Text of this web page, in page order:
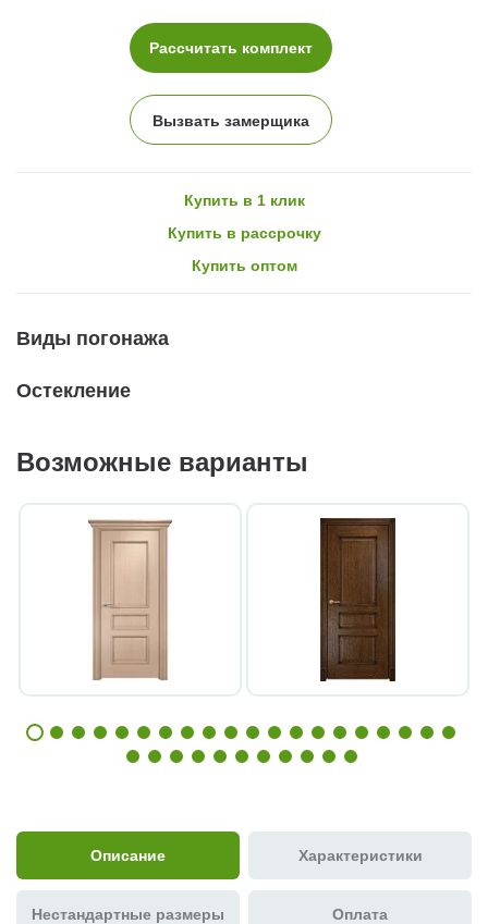
Рассчитать комплект
Вызвать замерщика
Купить в 1 клик
Купить в рассрочку
Купить оптом
Виды погонажа
Остекление
Возможные варианты
Описание Характеристики
Нестандартные размеры Оплата